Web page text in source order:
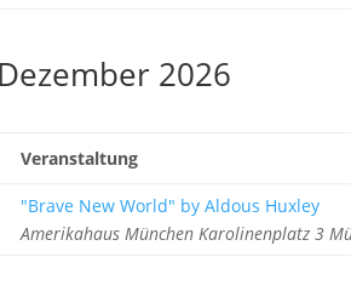
2026
Veranstaltung
"Brave New World" by Aldous Huxley
Amerikahaus München Karolinenplatz 3